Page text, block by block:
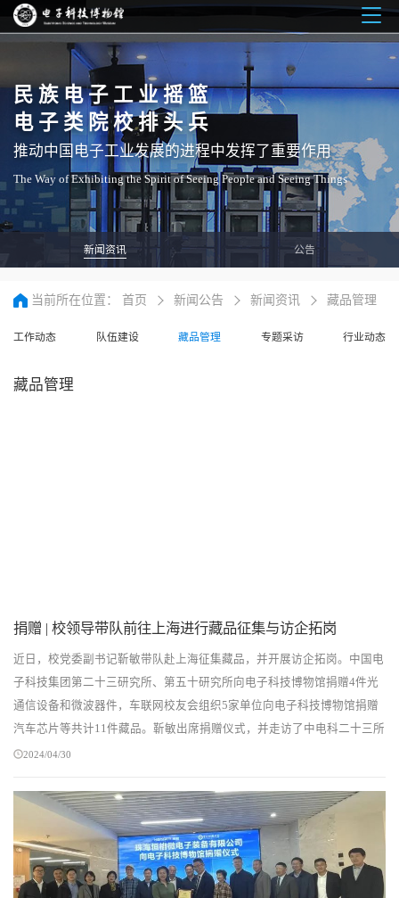
民族电子工业摇篮
电子类院校排头兵
推动中国电子工业发展的进程中发挥了重要作用
The Way of Exhibiting the Spirit of Seeing People and Seeing Things
新闻资讯 公告
当前所在位置： 首页 新闻公告 新闻资讯 藏品管理
工作动态 队伍建设 藏品管理 专题采访 行业动态
藏品管理
捐赠 | 校领导带队前往上海进行藏品征集与访企拓岗
近日，校党委副书记靳敏带队赴上海征集藏品，并开展访企拓岗。中国电
子科技集团第二十三研究所、第五十研究所向电子科技博物馆捐赠4件光
通信设备和微波器件，车联网校友会组织5家单位向电子科技博物馆捐赠
汽车芯片等共计11件藏品。靳敏出席捐赠仪式，并走访了中电科二十三所
和湖北芯擎科技有限公司，围绕人才培养、就业...
2024/04/30